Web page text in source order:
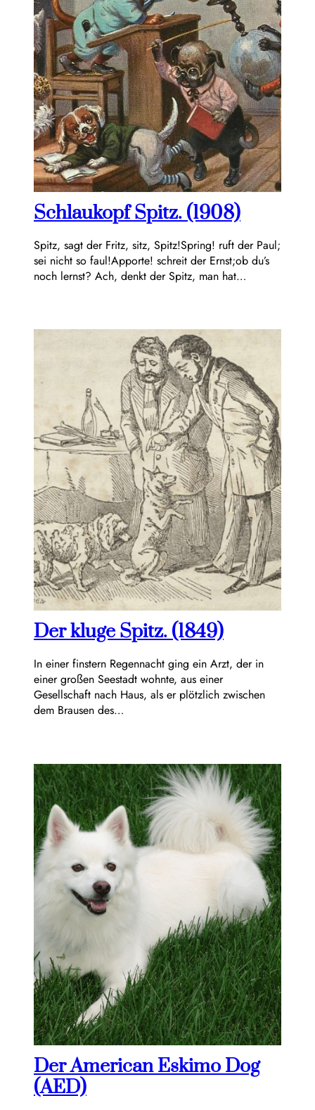
Schlaukopf Spitz. (1908)
Spitz, sagt der Fritz, sitz, Spitz!Spring! ruft der Paul;
sei nicht so faul!Apporte! schreit der Ernst;ob du’s
noch lernst? Ach, denkt der Spitz, man hat…
Der kluge Spitz. (1849)
In einer finstern Regennacht ging ein Arzt, der in
einer großen Seestadt wohnte, aus einer
Gesellschaft nach Haus, als er plötzlich zwischen
dem Brausen des…
Der American Eskimo Dog
(AED)